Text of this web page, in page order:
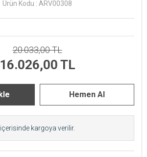
Ürün Kodu : ARV00308
20.033,00 TL
16.026,00 TL
içerisinde kargoya verilir.